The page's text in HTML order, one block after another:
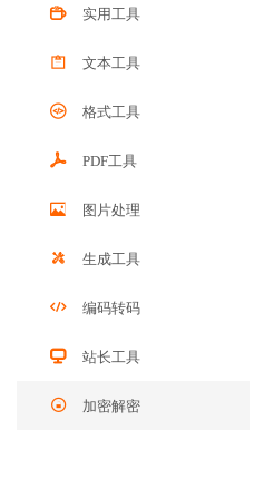
实用工具
文本工具
格式工具
PDF工具
图片处理
生成工具
编码转码
站长工具
加密解密